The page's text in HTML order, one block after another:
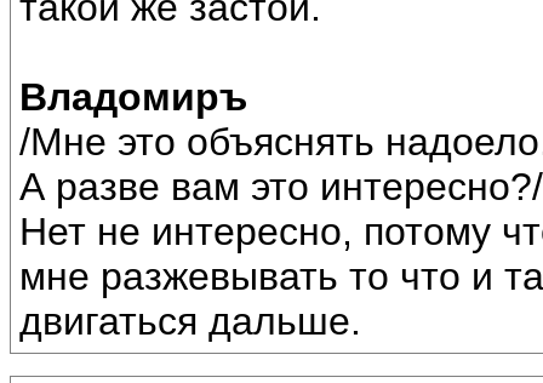
Владомиръ
/Мне это объяснять
А разве вам это интересно?/
Нет не интересно, потому
мне разжевывать то что и
двигаться дальше.